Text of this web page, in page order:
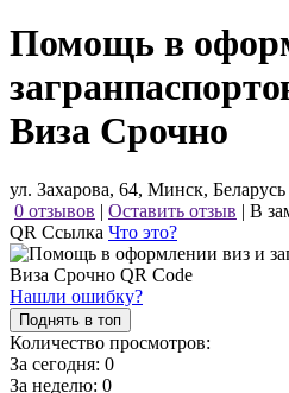
Помощь в
Виза Срочно
ул. Захарова, 64, Минск, Беларусь
0 отзывов | Оставить отзыв | В
QR Ссылка Что это?
Нашли ошибку?
Поднять в топ
Количество просмотров:
За сегодня: 0
За неделю: 0